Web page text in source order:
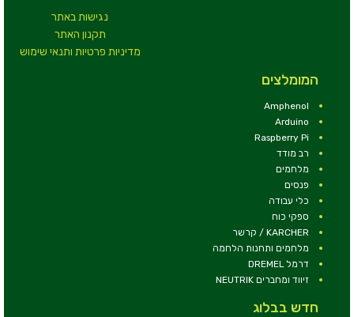
נגישות באתר
תקנון האתר
מדיניות פרטיות ותנאי שימוש
המומלצים
Amphenol
Arduino
Raspberry Pi
רב מודד
מלחמים
פנסים
כלי עבודה
ספקי כוח
KARCHER / קרשר
מלחמים ותחנות הלחמה
דרמל DREMEL
זיווד ומחברים NEUTRIK
חדש בבלוג